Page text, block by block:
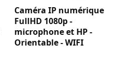
Caméra IP numérique
FullHD 1080p -
microphone et HP -
Orientable - WIFI